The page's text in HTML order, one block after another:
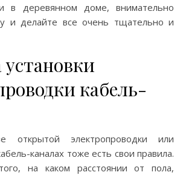
в деревянном доме, внимательно
и делайте все очень тщательно и
кабель-
открытой электропроводки или
каналах тоже есть свои правила.
на каком расстоянии от пола,